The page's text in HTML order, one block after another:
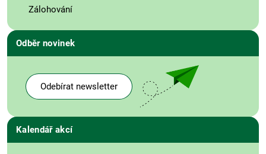
Zálohování
Odběr novinek
Odebírat newsletter
Kalendář akcí